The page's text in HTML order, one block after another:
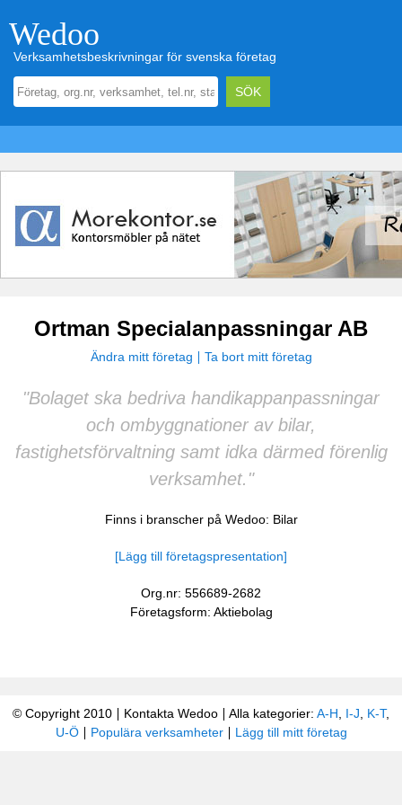
Wedoo
Verksamhetsbeskrivningar för svenska företag
Ortman Specialanpassningar AB
Ändra mitt företag Ta bort mitt företag
"Bolaget ska bedriva handikappanpassningar
och ombyggnationer av bilar,
fastighetsförvaltning samt idka därmed förenlig
verksamhet."
Finns i branscher på Wedoo: Bilar
[Lägg till företagspresentation]
Org.nr: 556689-2682
Företagsform: Aktiebolag
© Copyright 2010 Kontakta Wedoo Alla kategorier: A-H I-J K-T,
U-Ö
Populära verksamheter Lägg till mitt företag